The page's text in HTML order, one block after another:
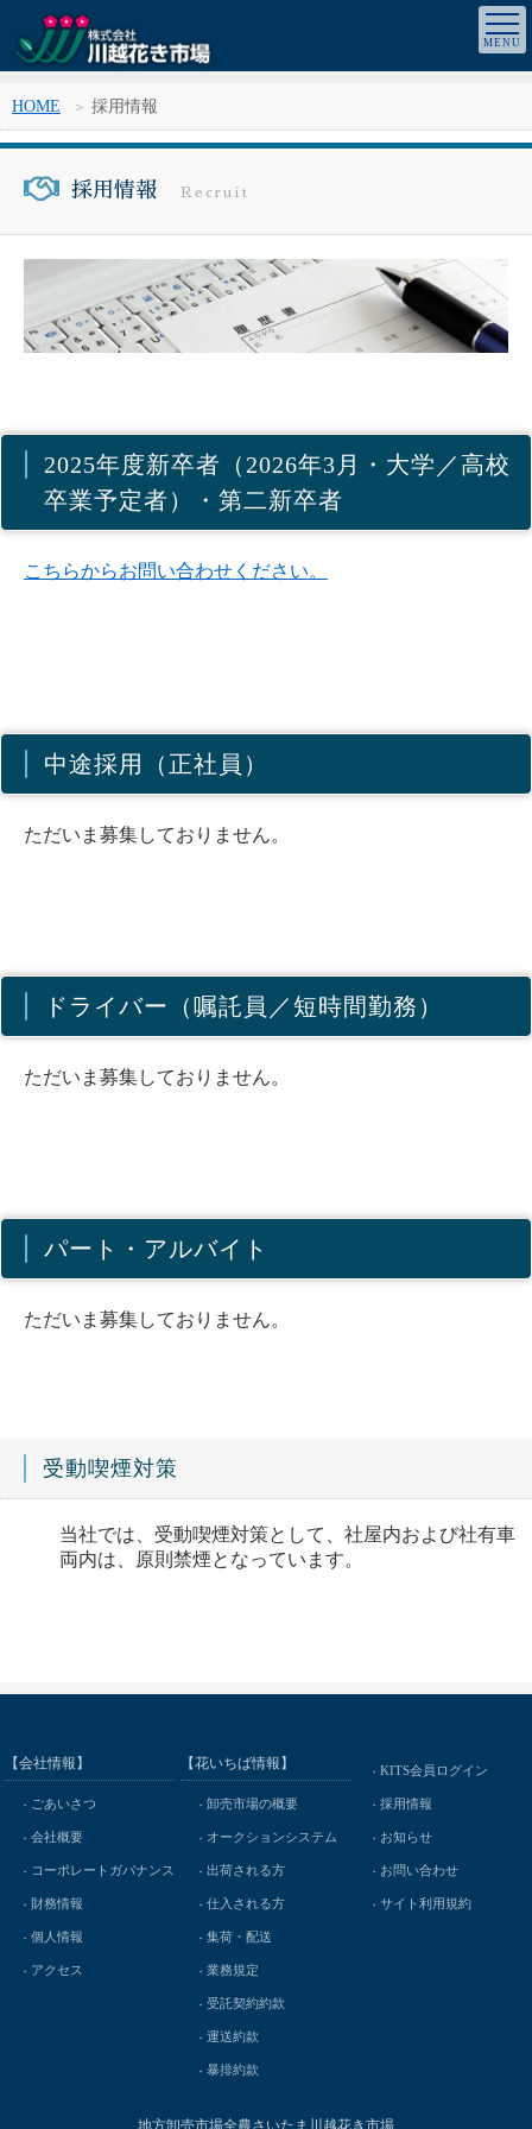
HOME 採用情報
採用情報 Recruit
2025年度新卒者（2026年3月・大学／高校
卒業予定者）・第二新卒者
こちらからお問い合わせください。
中途採用（正社員）
ただいま募集しておりません。
ドライバー（嘱託員／短時間勤務）
ただいま募集しておりません。
パート・アルバイト
ただいま募集しておりません。
受動喫煙対策
当社では、受動喫煙対策として、社屋内および社有車
両内は、原則禁煙となっています。
【会社情報】
ごあいさつ
会社概要
コーポレートガバナンス
財務情報
個人情報
アクセス
【花いちば情報】
卸売市場の概要
オークションシステム
出荷される方
仕入される方
集荷・配送
業務規定
受託契約約款
運送約款
暴排約款
KITS会員ログイン
採用情報
お知らせ
お問い合わせ
サイト利用規約
地方卸売市場全農さいたま川越花き市場